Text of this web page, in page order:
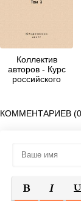
Коллектив
авторов - Курс
российского
договор
КОММЕНТАРИЕВ